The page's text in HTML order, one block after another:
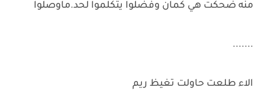
منه ضحكت هي كمان وفضلوا يتكلموا لحد.ماوصلوا
.......
الاء طلعت حاولت تغيظ ريم